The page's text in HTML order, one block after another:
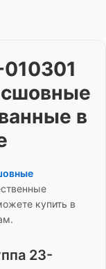
в
купить в
23-